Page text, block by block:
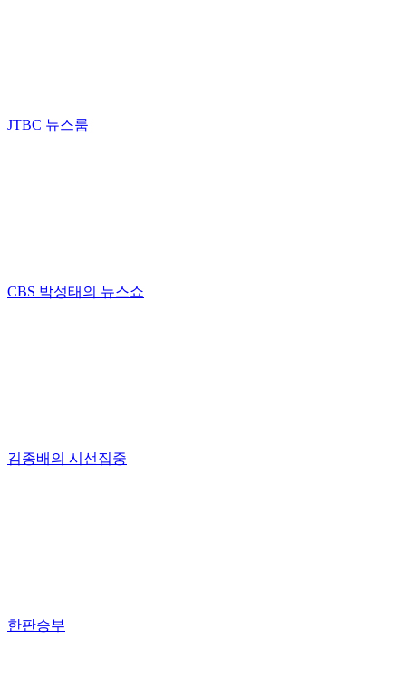
JTBC 뉴스룸
CBS 박성태의 뉴스쇼
김종배의 시선집중
한판승부